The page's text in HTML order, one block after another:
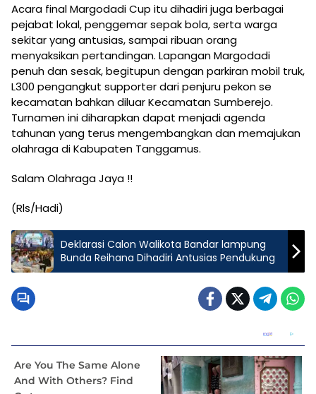
Acara final Margodadi Cup itu dihadiri juga berbagai
pejabat lokal, penggemar sepak bola, serta warga
sekitar yang antusias, sampai ribuan orang
menyaksikan pertandingan. Lapangan Margodadi
penuh dan sesak, begitupun dengan parkiran mobil truk,
L300 pengangkut supporter dari penjuru pekon se
kecamatan bahkan diluar Kecamatan Sumberejo.
Turnamen ini diharapkan dapat menjadi agenda
tahunan yang terus mengembangkan dan memajukan
olahraga di Kabupaten Tanggamus.
Salam Olahraga Jaya !!
(Rls/Hadi)
Deklarasi Calon Walikota Bandar lampung
Bunda Reihana Dihadiri Antusias Pendukung